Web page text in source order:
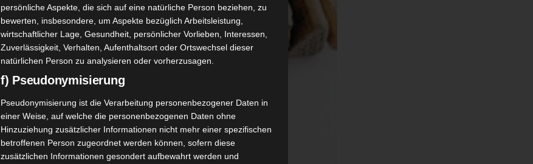
persönliche Aspekte, die sich auf eine natürliche Person beziehen, zu
bewerten, insbesondere, um Aspekte bezüglich Arbeitsleistung,
wirtschaftlicher Lage, Gesundheit, persönlicher Vorlieben, Interessen,
Zuverlässigkeit, Verhalten, Aufenthaltsort oder Ortswechsel dieser
natürlichen Person zu analysieren oder vorherzusagen.
f) Pseudonymisierung
Pseudonymisierung ist die Verarbeitung personenbezogener Daten in
einer Weise, auf welche die personenbezogenen Daten ohne
Hinzuziehung zusätzlicher Informationen nicht mehr einer spezifischen
betroffenen Person zugeordnet werden können, sofern diese
zusätzlichen Informationen gesondert aufbewahrt werden und